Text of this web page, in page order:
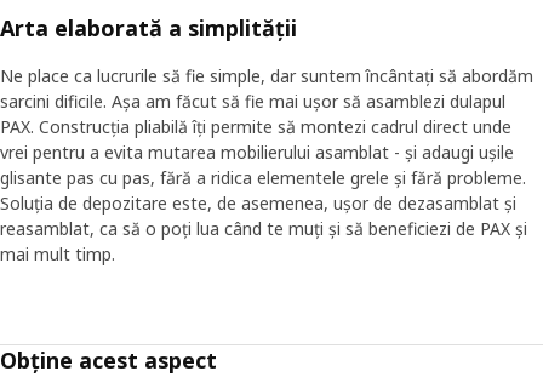
Arta elaborată a simplității
Ne place ca lucrurile să fie simple, dar suntem încântați să abordăm
sarcini dificile. Așa am făcut să fie mai ușor să asamblezi dulapul
PAX. Construcția pliabilă îți permite să montezi cadrul direct unde
vrei pentru a evita mutarea mobilierului asamblat - și adaugi ușile
glisante pas cu pas, fără a ridica elementele grele și fără probleme.
Soluția de depozitare este, de asemenea, ușor de dezasamblat și
reasamblat, ca să o poți lua când te muți și să beneficiezi de PAX și
mai mult timp.
Obține acest aspect